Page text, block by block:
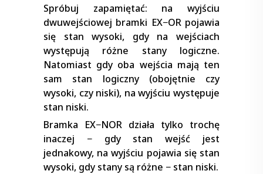
Spróbuj zapamiętać: na wyjściu
dwuwejściowej bramki EX−OR pojawia
się stan wysoki, gdy na wejściach
występują różne stany logiczne.
Natomiast gdy oba wejścia mają ten
sam stan logiczny (obojętnie czy
wysoki, czy niski), na wyjściu występuje
stan niski.
Bramka EX−NOR działa tylko trochę
inaczej − gdy stan wejść jest
jednakowy, na wyjściu pojawia się stan
wysoki, gdy stany są różne − stan niski.